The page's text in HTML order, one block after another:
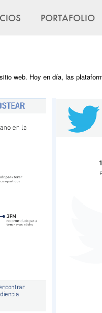
PORTAFOLIO
web. Hoy en día, las